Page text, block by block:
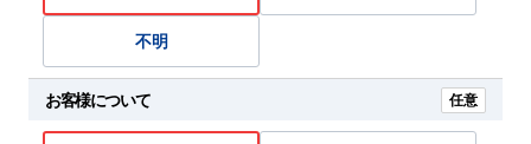
不明
お客様について 任意